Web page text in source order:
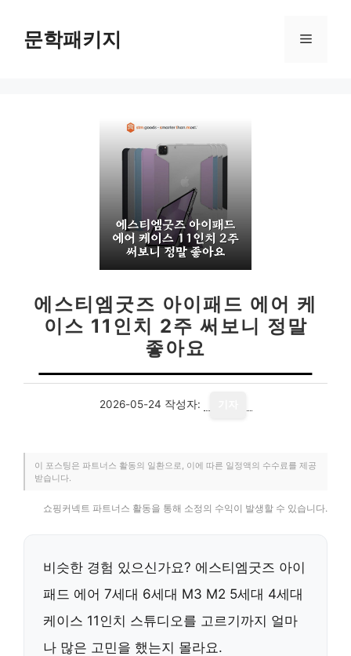
문학패키지 메
에스티엠굿즈 아이패드 에어 케
이스 11인치 2주 써보니 정말
좋아요
2026-05-24 작성자:
이 포스팅은 파트너스 활동의 일환으로, 이에 따른 일정액의 수수료를 제공
받습니다.
쇼핑커넥트 파트너스 활동을 통해 소정의 수익이 발생할 수 있습니다.
비슷한 경험 있으신가요? 에스티엠굿즈 아이
패드 에어 7세대 6세대 M3 M2 5세대 4세대
케이스 11인치 스튜디오를 고르기까지 얼마
나 많은 고민을 했는지 몰라요.